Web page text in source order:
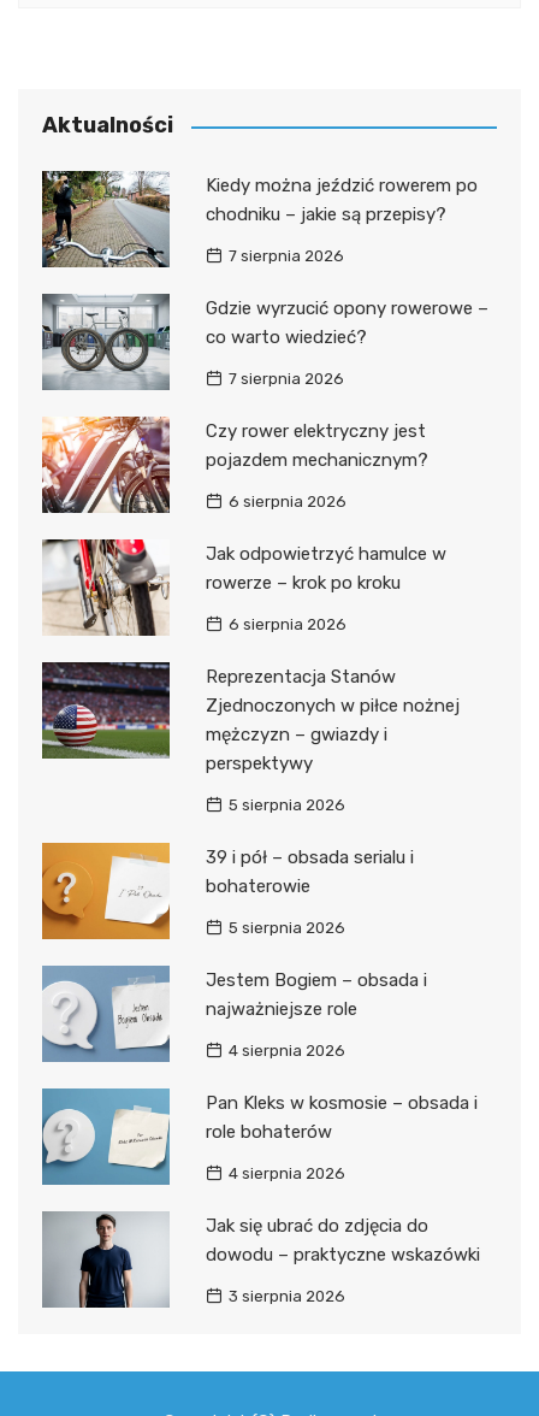
Aktualności
Kiedy można jeździć rowerem po
chodniku – jakie są przepisy?
7 sierpnia 2026
Gdzie wyrzucić opony rowerowe –
co warto wiedzieć?
7 sierpnia 2026
Czy rower elektryczny jest
pojazdem mechanicznym?
6 sierpnia 2026
Jak odpowietrzyć hamulce w
rowerze – krok po kroku
6 sierpnia 2026
Reprezentacja Stanów
Zjednoczonych w piłce nożnej
mężczyzn – gwiazdy i
perspektywy
5 sierpnia 2026
39 i pół – obsada serialu i
bohaterowie
5 sierpnia 2026
Jestem Bogiem – obsada i
najważniejsze role
4 sierpnia 2026
Pan Kleks w kosmosie – obsada i
role bohaterów
4 sierpnia 2026
Jak się ubrać do zdjęcia do
dowodu – praktyczne wskazówki
3 sierpnia 2026